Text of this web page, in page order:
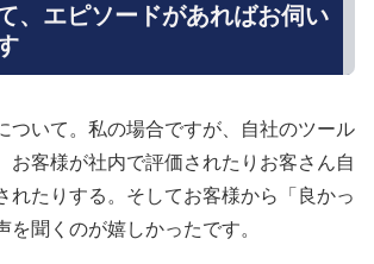
、エピソードがあればお伺い
ついて。私の場合ですが、自社のツール
お客様が社内で評価されたりお客さん自
れたりする。そしてお客様から「良かっ
を聞くのが嬉しかったです。